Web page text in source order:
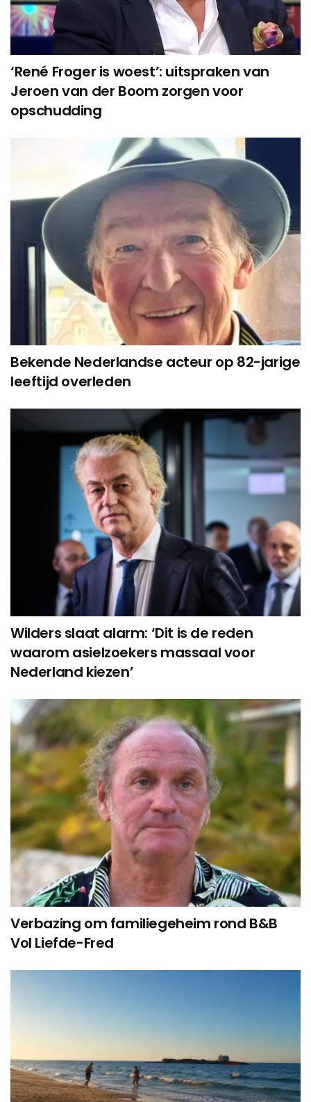
‘René Froger is woest’: uitspraken van
Jeroen van der Boom zorgen voor
opschudding
Bekende Nederlandse acteur op 82-jarige
leeftijd overleden
Wilders slaat alarm: ‘Dit is de reden
waarom asielzoekers massaal voor
Nederland kiezen’
Verbazing om familiegeheim rond B&B
Vol Liefde-Fred